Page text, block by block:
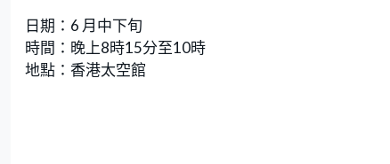
日期：6 月中下旬
時間：晚上8時15分至10時
地點：香港太空館